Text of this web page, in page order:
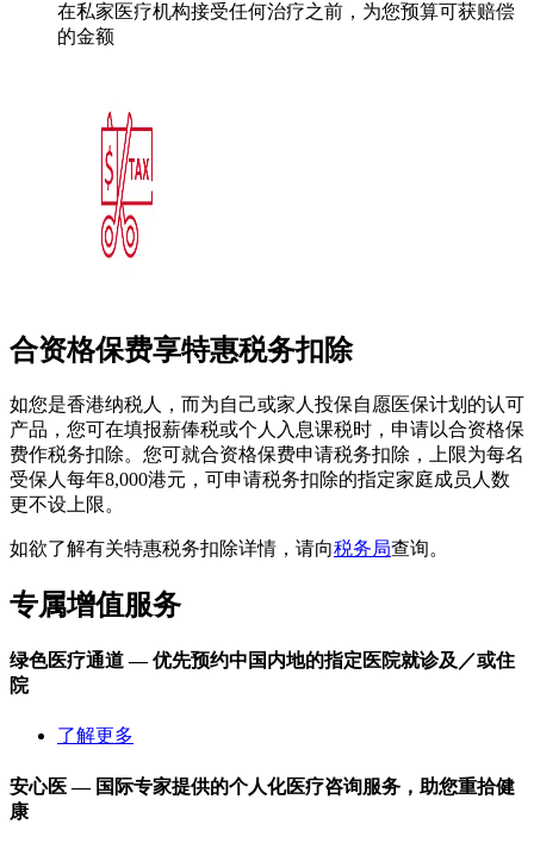
在私家医疗机构接受任何治疗之前，为您预算可获赔偿
的金额
合资格保费享特惠税务扣除
如您是香港纳税人，而为自己或家人投保自愿医保计划的认可
产品，您可在填报薪俸税或个人入息课税时，申请以合资格保
费作税务扣除。您可就合资格保费申请税务扣除，上限为每名
受保人每年8,000港元，可申请税务扣除的指定家庭成员人数
更不设上限。
如欲了解有关特惠税务扣除详情，请向税务局查询。
专属增值服务
绿色医疗通道— 优先预约中国内地的指定医院就诊及／或住
院
了解更多
安心医 — 国际专家提供的个人化医疗咨询服务，助您重拾健
康